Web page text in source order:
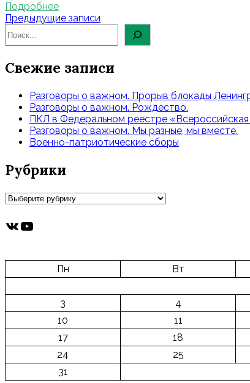
Подробнее
Навигация
по
записям
Предыдущие записи
Свежие записи
Разговоры о важном. Прорыв блокады
Разговоры о важном. Рождество.
ПКЛ в Федеральном реестре
Разговоры о важном. Мы разные, мы вместе.
Военно-патриотические сборы
Рубрики
Рубрики
ВКонтакте
YouTube
Пн
Вт
3
4
10
11
17
18
24
25
31